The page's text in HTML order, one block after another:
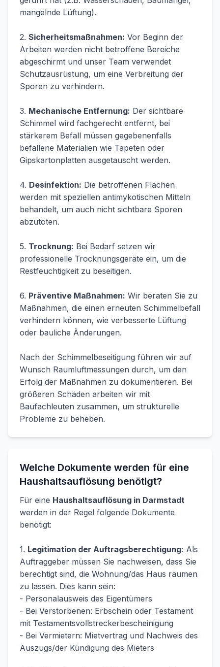
mangelnde Lüftung).
2. Sicherheitsmaßnahmen: Vor Beginn der
Arbeiten werden nicht betroffene Bereiche
abgeschirmt und unser Team verwendet
Schutzausrüstung, um eine Verbreitung der
Sporen zu verhindern.
3. Mechanische Entfernung: Der sichtbare
Schimmel wird fachgerecht entfernt, bei
stärkerem Befall müssen gegebenenfalls
befallene Materialien wie Tapeten oder
Gipskartonplatten ausgetauscht werden.
4. Desinfektion: Die betroffenen Flächen
werden mit speziellen antimykotischen Mitteln
behandelt, um auch nicht sichtbare Sporen
abzutöten.
5. Trocknung: Bei Bedarf setzen wir
professionelle Trocknungsgeräte ein, um die
Restfeuchtigkeit zu beseitigen.
6. Präventive Maßnahmen: Wir beraten Sie zu
Maßnahmen, die einen erneuten Schimmelbefall
verhindern können, wie verbesserte Lüftung
oder bauliche Änderungen.
Nach der Schimmelbeseitigung führen wir auf
Wunsch Raumluftmessungen durch, um den
Erfolg der Maßnahmen zu dokumentieren. Bei
größeren Schäden arbeiten wir mit
Baufachleuten zusammen, um strukturelle
Probleme zu beheben.
Welche Dokumente werden für eine
Haushaltsauflösung benötigt?
Für eine Haushaltsauflösung in Darmstadt
werden in der Regel folgende Dokumente
benötigt:
1. Legitimation der Auftragsberechtigung: Als
Auftraggeber müssen Sie nachweisen, dass Sie
berechtigt sind, die Wohnung/das Haus räumen
zu lassen. Dies kann sein:
- Personalausweis des Eigentümers
- Bei Verstorbenen: Erbschein oder Testament
mit Testamentsvollstreckerbescheinigung
- Bei Vermietern: Mietvertrag und Nachweis des
Auszugs/der Kündigung des Mieters